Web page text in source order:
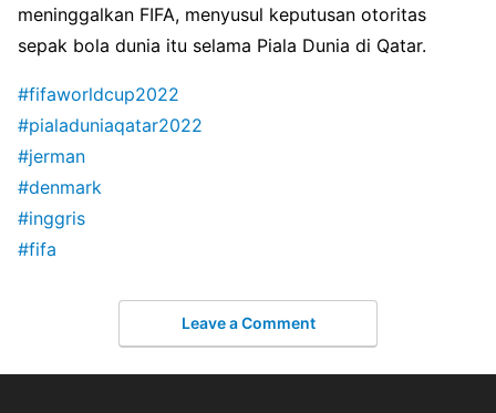
meninggalkan FIFA, menyusul keputusan otoritas
sepak bola dunia itu selama Piala Dunia di Qatar.
#fifaworldcup2022
#pialaduniaqatar2022
#jerman
#denmark
#inggris
#fifa
Leave a Comment